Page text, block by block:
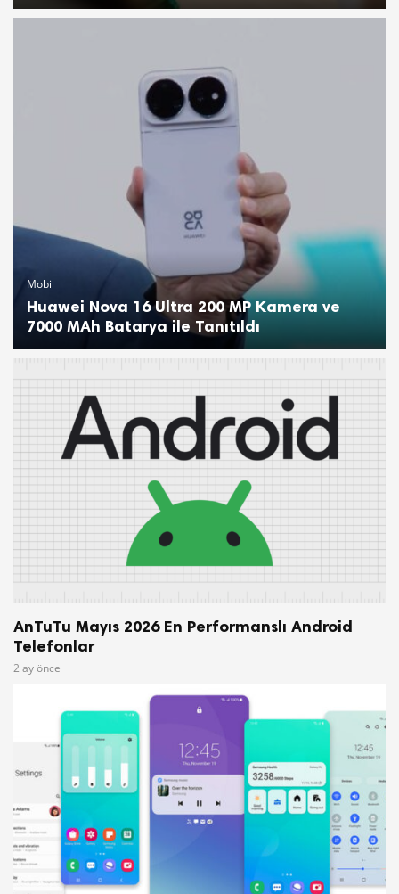
Mobil
Huawei Nova 16 Ultra 200 MP Kamera ve
7000 MAh Batarya ile Tanıtıldı
AnTuTu Mayıs 2026 En Performanslı Android
Telefonlar
2 ay önce